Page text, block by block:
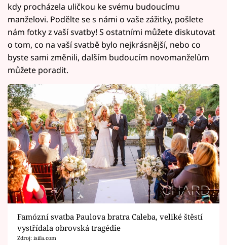
kdy procházela uličkou ke svému budoucímu
manželovi. Podělte se s námi o vaše zážitky, pošlete
nám fotky z vaší svatby! S ostatními můžete diskutovat
o tom, co na vaší svatbě bylo nejkrásnější, nebo co
byste sami změnili, dalším budoucím novomanželům
můžete poradit.
Famózní svatba Paulova bratra Caleba, veliké štěstí
vystřídala obrovská tragédie
Zdroj: isifa.com